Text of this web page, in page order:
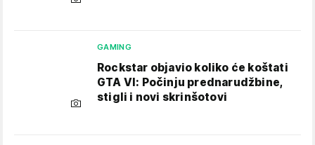
GAMING
Rockstar objavio koliko će koštati
GTA VI: Počinju prednarudžbine,
stigli i novi skrinšotovi